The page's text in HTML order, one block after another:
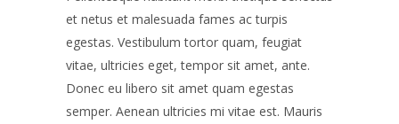
et netus et malesuada fames ac turpis
egestas. Vestibulum tortor quam, feugiat
vitae, ultricies eget, tempor sit amet, ante.
Donec eu libero sit amet quam egestas
semper. Aenean ultricies mi vitae est. Mauris